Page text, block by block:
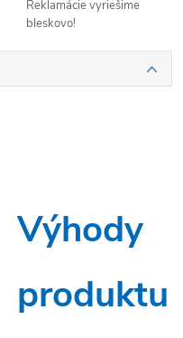
Reklamácie vyriešime
bleskovo!
Výhody
produktu